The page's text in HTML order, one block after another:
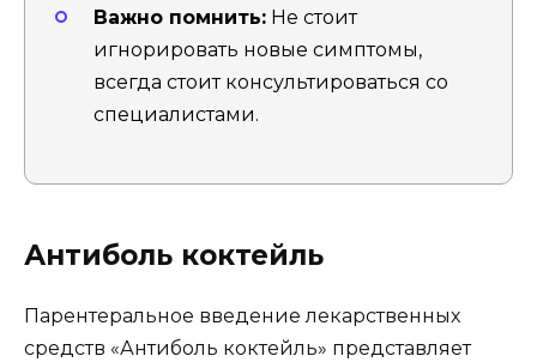
Важно помнить: Не стоит
игнорировать новые симптомы,
всегда стоит консультироваться со
специалистами.
Антиболь коктейль
Парентеральное введение лекарственных
средств «Антиболь коктейль» представляет